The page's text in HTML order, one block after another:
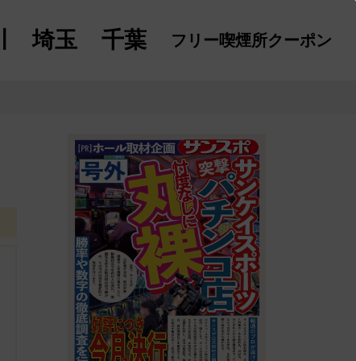
埼玉 千葉 フリー喫煙所クーポン